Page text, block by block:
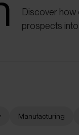
Discover how
prospects
Manufacturing